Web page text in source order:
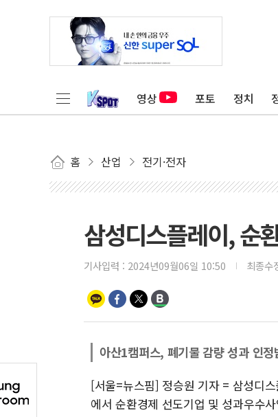
영상 포토 정치
홈 산업 전기·전자
삼성디스플레이, 순
기사입력 : 2024년09월06일 10:50 최종수
아산1캠퍼스, 폐기물 감량 성과 인정
[서울=뉴스핌] 정승원 기자 = 삼성디
에서 순환경제 선도기업 및 성과우수